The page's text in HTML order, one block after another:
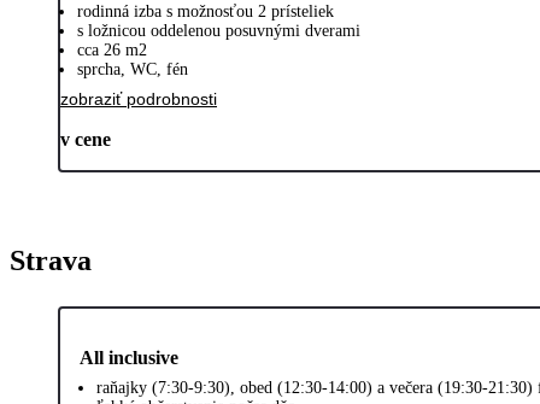
rodinná izba s možnosťou 2 prísteliek
s ložnicou oddelenou posuvnými dverami
cca 26 m2
sprcha, WC, fén
zobraziť podrobnosti
v cene
Strava
All inclusive
raňajky (7:30-9:30), obed (12:30-14:00) a večera (19:30-21:30)